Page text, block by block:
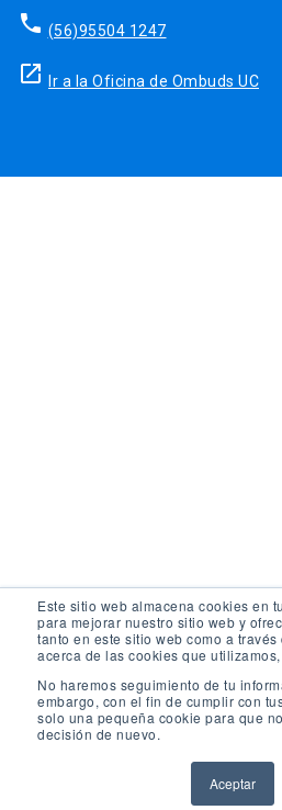
Este sitio web almacena cookies en
para mejorar nuestro sitio web y
tanto en este sitio web como a
acerca de las cookies que
No haremos seguimiento de tu
embargo, con el fin de cumplir con
solo una pequeña cookie para que
decisión de nuevo.
Aceptar
phone (56)95504 1247
launch Ir a la Oficina de Ombuds UC